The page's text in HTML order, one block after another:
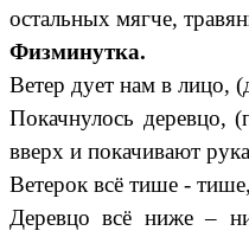
остальных мягче,
Физминутка.
Ветер дует нам в лицо,
Покачнулось деревцо,
вверх и покачивают
Ветерок всё тише -
Деревцо всё ниже –